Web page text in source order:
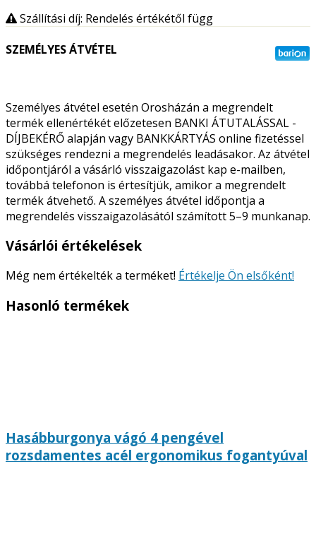
Szállítási díj: Rendelés értékétől függ
SZEMÉLYES ÁTVÉTEL
Személyes átvétel esetén Orosházán a megrendelt
termék ellenértékét előzetesen BANKI ÁTUTALÁSSAL -
DÍJBEKÉRŐ alapján vagy BANKKÁRTYÁS online fizetéssel
szükséges rendezni a megrendelés leadásakor. Az átvétel
időpontjáról a vásárló visszaigazolást kap e-mailben,
továbbá telefonon is értesítjük, amikor a megrendelt
termék átvehető. A személyes átvétel időpontja a
megrendelés visszaigazolásától számított 5–9 munkanap.
Vásárlói értékelések
Még nem értékelték a terméket! Értékelje Ön elsőként!
Hasonló termékek
Hasábburgonya vágó 4 pengével
rozsdamentes acél ergonomikus fogantyúval